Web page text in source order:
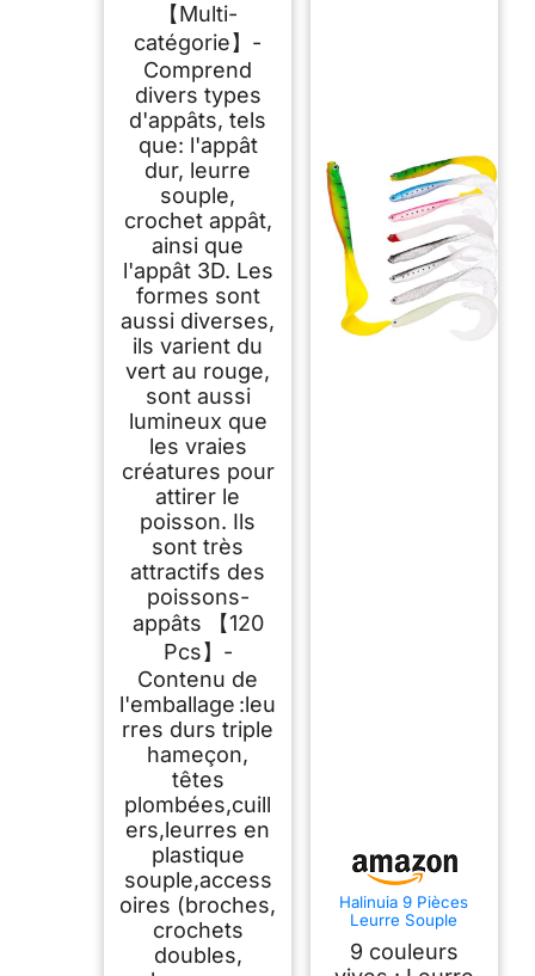
e
vers,Minnow,Popper
,Crayon en Métal
Dur Leurres,Souples
Pêche Jigs
Crochets - Kit
d'appâts Portable
avec Boîte
【Multi-
catégorie】-
Comprend
divers types
d'appâts, tels
que: l'appât
dur, leurre
souple,
crochet appât,
ainsi que
l'appât 3D. Les
formes sont
aussi diverses,
ils varient du
vert au rouge,
sont aussi
lumineux que
les vraies
créatures pour
attirer le
poisson. Ils
sont très
attractifs des
poissons-
appâts 【120
Pcs】-
Contenu de
l'emballage :leu
rres durs triple
hameçon,
têtes
plombées,cuill
ers,leurres en
plastique
souple,access
oires (broches,
crochets
doubles,
Halinuia 9 Pièces
Leurre Souple
pour Sandre
9 couleurs